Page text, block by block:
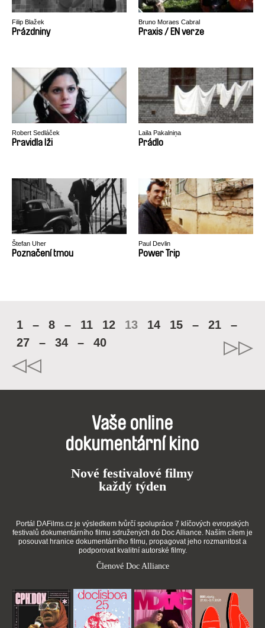
Filip Blažek
Prázdniny
Bruno Moraes Cabral
Praxis / EN verze
Robert Sedláček
Pravidla lži
Laila Pakalniņa
Prádlo
Štefan Uher
Poznačení tmou
Paul Devlin
Power Trip
1 – 8 – 11 12 13 14 15 – 21
–
27
– 34 – 40
Vaše online
dokumentární kino
Nové festivalové filmy
každý týden
Portál DAFilms.cz je výsledkem tvůrčí spolupráce 7 klíčových evropských
festivalů dokumentárního filmu sdružených do Doc Alliance. Naším cílem je
posouvat hranice dokumentárního filmu, propagovat jeho rozmanitost a
podporovat kvalitní autorské filmy.
Členové Doc Alliance